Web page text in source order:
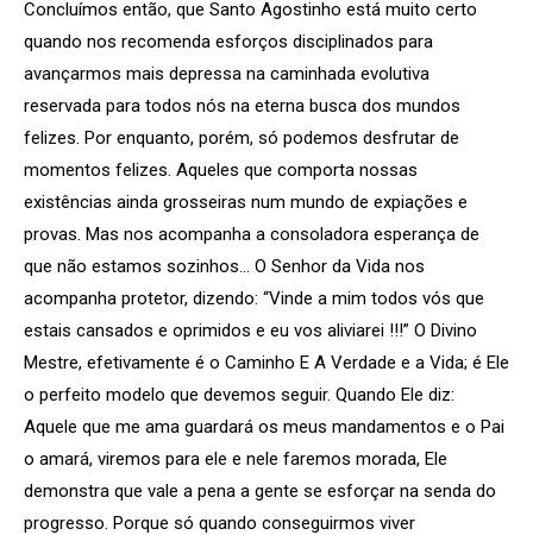
Concluímos então, que Santo Agostinho está muito certo
quando nos recomenda esforços disciplinados para
avançarmos mais depressa na caminhada evolutiva
reservada para todos nós na eterna busca dos mundos
felizes. Por enquanto, porém, só podemos desfrutar de
momentos felizes. Aqueles que comporta nossas
existências ainda grosseiras num mundo de expiações e
provas. Mas nos acompanha a consoladora esperança de
que não estamos sozinhos… O Senhor da Vida nos
acompanha protetor, dizendo: “Vinde a mim todos vós que
estais cansados e oprimidos e eu vos aliviarei !!!” O Divino
Mestre, efetivamente é o Caminho E A Verdade e a Vida; é Ele
o perfeito modelo que devemos seguir. Quando Ele diz:
Aquele que me ama guardará os meus mandamentos e o Pai
o amará, viremos para ele e nele faremos morada, Ele
demonstra que vale a pena a gente se esforçar na senda do
progresso. Porque só quando conseguirmos viver